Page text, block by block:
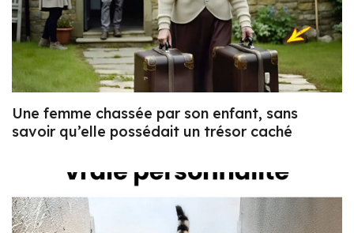
Une femme chassée par son enfant, sans
savoir qu’elle possédait un trésor caché